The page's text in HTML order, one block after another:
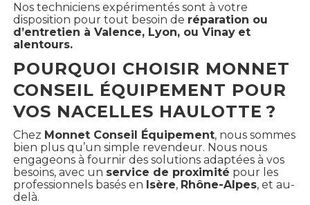
Nos techniciens expérimentés sont à votre
disposition pour tout besoin de réparation ou
d’entretien à Valence, Lyon, ou Vinay et
alentours.
POURQUOI CHOISIR MONNET
CONSEIL ÉQUIPEMENT POUR
VOS NACELLES HAULOTTE ?
Chez Monnet Conseil Équipement, nous sommes
bien plus qu’un simple revendeur. Nous nous
engageons à fournir des solutions adaptées à vos
besoins, avec un service de proximité pour les
professionnels basés en Isère, Rhône-Alpes, et au-
delà.